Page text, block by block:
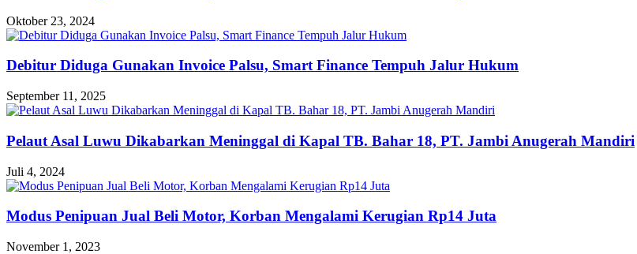
Oktober 23, 2024
Debitur Diduga Gunakan Invoice Palsu, Smart Finance Tempuh Jalur Hukum
September 11, 2025
Pelaut Asal Luwu Dikabarkan Meninggal di Kapal TB. Bahar 18, PT. Jambi Anugerah Mandiri
Juli 4, 2024
Modus Penipuan Jual Beli Motor, Korban Mengalami Kerugian Rp14 Juta
November 1, 2023